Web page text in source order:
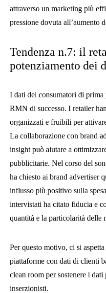
attraverso un marketing più
pressione dovuta all’aumento
Tendenza n.7: il
potenziamento dei
I dati dei consumatori di prima
RMN di successo. I retailer
organizzati e fruibili per
La collaborazione con brand
insight può aiutare a
pubblicitarie. Nel corso del
ha chiesto ai brand advertiser
influsso più positivo sulla
intervistati ha citato fiducia e
quantità e la particolarità delle
Per questo motivo, ci si
piattaforme con dati di clienti
clean room per sostenere i
inserzionisti.